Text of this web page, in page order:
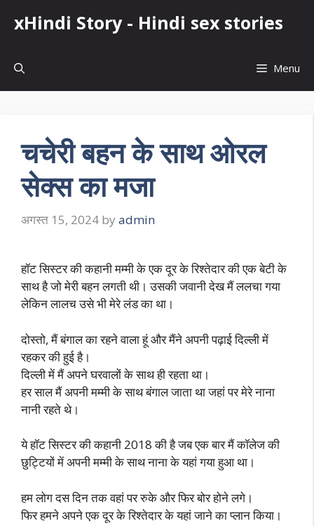
xHindi Story - Hindi sex stories
Menu
चचेरी बहन के साथ ओरल
सेक्स का मजा
अगस्त 15, 2024 by admin
हॉट सिस्टर की कहानी मम्मी के एक दूर के रिश्तेदार की एक बेटी के
साथ है जो मेरी बहन लगती थी। उसकी जवानी देख मैं ललचा गया
लेकिन लालच उसे भी मेरे लंड का था।
दोस्तो, मैं बंगाल का रहने वाला हूं और मैंने अपनी पढ़ाई दिल्ली में
रहकर की हुई है।
दिल्ली में मैं अपने घरवालों के साथ ही रहता था।
हर साल मैं अपनी मम्मी के साथ बंगाल जाता था जहां पर मेरे नाना
नानी रहते थे।
ये हॉट सिस्टर की कहानी 2018 की है जब एक बार मैं कॉलेज की
छुट्टियों में अपनी मम्मी के साथ नाना के यहां गया हुआ था।
हम लोग दस दिन तक वहां पर रुके और फिर बोर होने लगे।
फिर हमने अपने एक दूर के रिश्तेदार के यहां जाने का प्लान किया।